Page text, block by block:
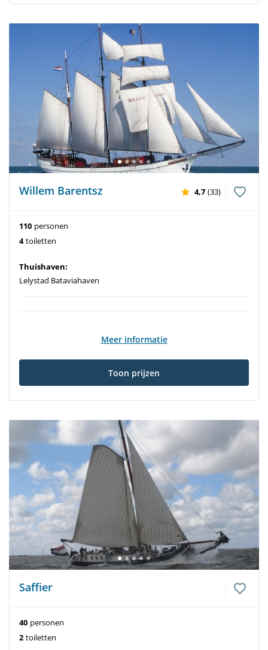
Willem Barentsz 4,7 (33)
110 personen
4 toiletten
Thuishaven:
Lelystad Bataviahaven
Meer informatie
Toon prijzen
Saffier
40 personen
2 toiletten